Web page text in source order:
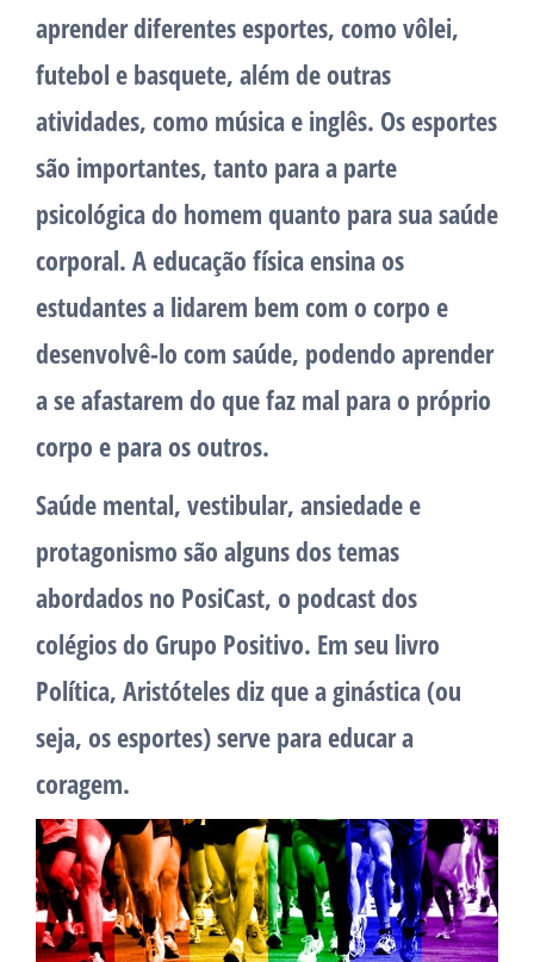
aprender diferentes esportes, como vôlei,
futebol e basquete, além de outras
atividades, como música e inglês. Os esportes
são importantes, tanto para a parte
psicológica do homem quanto para sua saúde
corporal. A educação física ensina os
estudantes a lidarem bem com o corpo e
desenvolvê-lo com saúde, podendo aprender
a se afastarem do que faz mal para o próprio
corpo e para os outros.
Saúde mental, vestibular, ansiedade e
protagonismo são alguns dos temas
abordados no PosiCast, o podcast dos
colégios do Grupo Positivo. Em seu livro
Política, Aristóteles diz que a ginástica (ou
seja, os esportes) serve para educar a
coragem.